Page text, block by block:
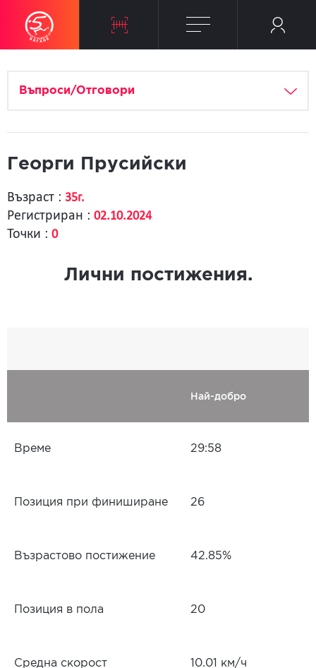
Въпроси/Отговори
Георги Прусийски
Възраст : 35г.
Регистриран : 02.10.2024
Точки : 0
Лични постижения.
Най-добро
Време 29:58
Позиция при финиширане 26
Възрастово постижение 42.85%
Позиция в пола 20
Средна скорост 10.01 км/ч